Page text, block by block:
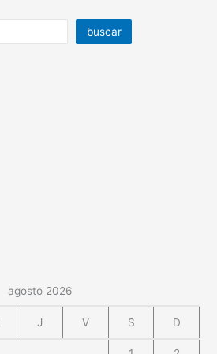
buscar
agosto 2026
J V S D